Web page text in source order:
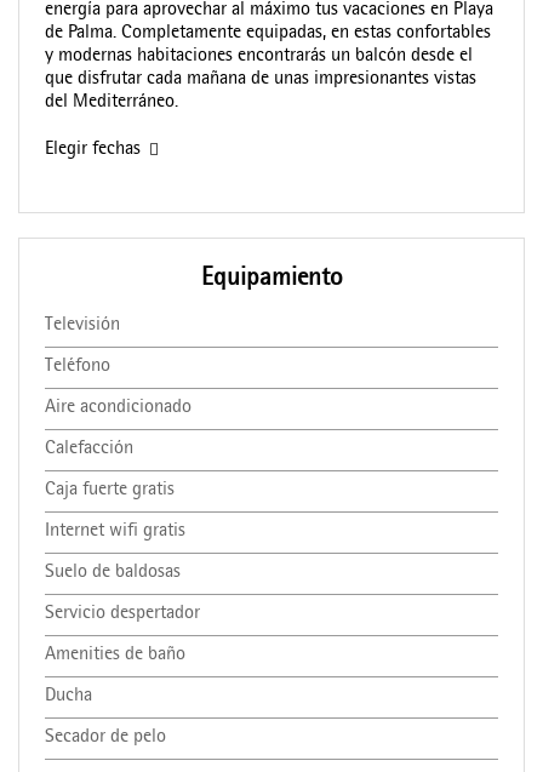
energía para aprovechar al máximo tus vacaciones en Playa
de Palma. Completamente equipadas, en estas confortables
y modernas habitaciones encontrarás un balcón desde el
que disfrutar cada mañana de unas impresionantes vistas
del Mediterráneo.
Elegir fechas
Equipamiento
Televisión
Teléfono
Aire acondicionado
Calefacción
Caja fuerte gratis
Internet wifi gratis
Suelo de baldosas
Servicio despertador
Amenities de baño
Ducha
Secador de pelo